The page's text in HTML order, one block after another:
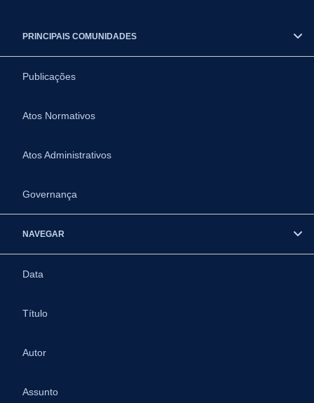
PRINCIPAIS COMUNIDADES
Publicações
Atos Normativos
Atos Administrativos
Governança
NAVEGAR
Data
Título
Autor
Assunto